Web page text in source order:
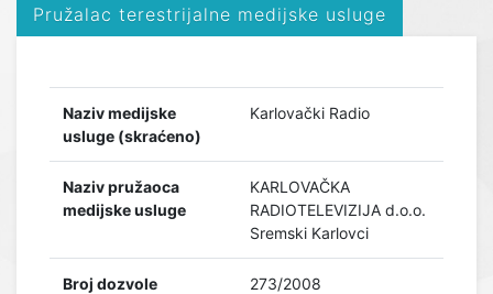
Pružalac terestrijalne medijske usluge
Naziv medijske
usluge (skraćeno)
Karlovački Radio
Naziv pružaoca
medijske usluge
KARLOVAČKA
RADIOTELEVIZIJA d.o.o.
Sremski Karlovci
Broj dozvole 273/2008